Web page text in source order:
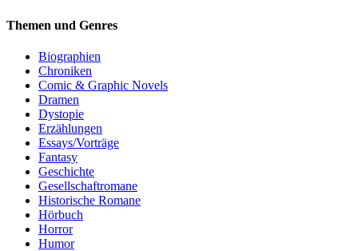
Themen und Genres
Biographien
Chroniken
Comic & Graphic Novels
Dramen
Dystopie
Erzählungen
Essays/Vorträge
Fantasy
Geschichte
Gesellschaftromane
Historische Romane
Hörbuch
Horror
Humor